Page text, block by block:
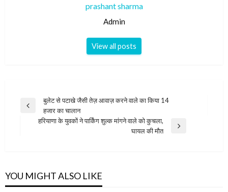
prashant sharma
Admin
View all posts
Post
navigation
Previous
बुलेट से पटाखे जैसी तेज़ आवाज़ करने वाले का किया 14
हजार का चालान
हरियाणा के युवकों ने पार्किंग शुल्क मांगने वाले को कुचला,
घायल की मौत
YOU MIGHT ALSO LIKE